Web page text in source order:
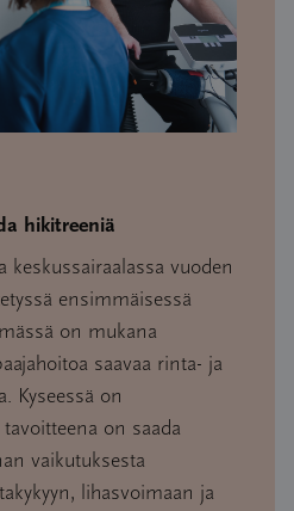
hikitreeniä
keskussairaalassa vuoden
ensimmäisessä
on mukana
saavaa rinta- ja
Kyseessä on
on saada
vaikutuksesta
lihasvoimaan ja